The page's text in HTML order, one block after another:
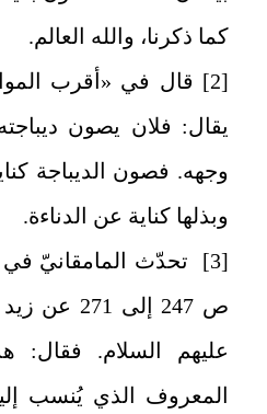
كما ذكرنا، والله العالم.
[2]
قال في «أقرب
يقال: فلان يصون
وجهه. فصون الديباجة
وبذلها كناية عن الدناءة.
[3]
ص 247 إلى
عليهم السلام. فقال:
المعروف الذي يُنسب